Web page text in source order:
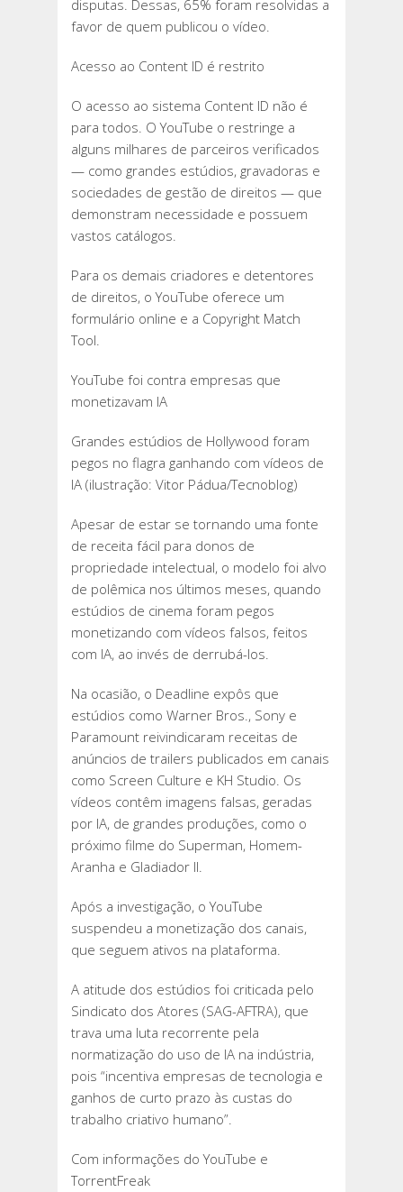
disputas. Dessas, 65% foram resolvidas a
favor de quem publicou o vídeo.
Acesso ao Content ID é restrito
O acesso ao sistema Content ID não é
para todos. O YouTube o restringe a
alguns milhares de parceiros verificados
— como grandes estúdios, gravadoras e
sociedades de gestão de direitos — que
demonstram necessidade e possuem
vastos catálogos.
Para os demais criadores e detentores
de direitos, o YouTube oferece um
formulário online e a Copyright Match
Tool.
YouTube foi contra empresas que
monetizavam IA
Grandes estúdios de Hollywood foram
pegos no flagra ganhando com vídeos de
IA (ilustração: Vitor Pádua/Tecnoblog)
Apesar de estar se tornando uma fonte
de receita fácil para donos de
propriedade intelectual, o modelo foi alvo
de polêmica nos últimos meses, quando
estúdios de cinema foram pegos
monetizando com vídeos falsos, feitos
com IA, ao invés de derrubá-los.
Na ocasião, o Deadline expôs que
estúdios como Warner Bros., Sony e
Paramount reivindicaram receitas de
anúncios de trailers publicados em canais
como Screen Culture e KH Studio. Os
vídeos contêm imagens falsas, geradas
por IA, de grandes produções, como o
próximo filme do Superman, Homem-
Aranha e Gladiador II.
Após a investigação, o YouTube
suspendeu a monetização dos canais,
que seguem ativos na plataforma.
A atitude dos estúdios foi criticada pelo
Sindicato dos Atores (SAG-AFTRA), que
trava uma luta recorrente pela
normatização do uso de IA na indústria,
pois “incentiva empresas de tecnologia e
ganhos de curto prazo às custas do
trabalho criativo humano”.
Com informações do YouTube e
TorrentFreak